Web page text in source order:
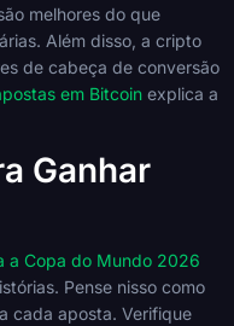
melhores do que
Além disso, a cripto
de cabeça de conversão
em Bitcoin explica a
Ganhar
a Copa do Mundo 2026
Pense nisso como
cada aposta. Verifique